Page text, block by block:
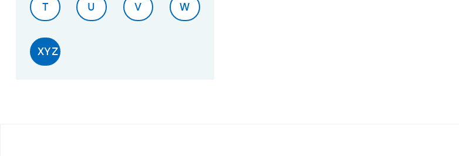
T U V W
XYZ